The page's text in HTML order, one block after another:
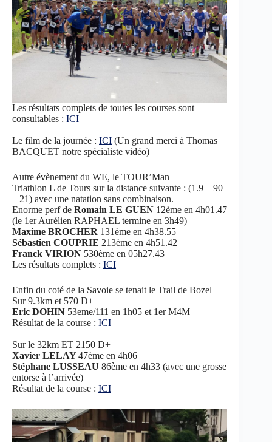
Les résultats complets de toutes les courses sont
consultables : ICI
Le film de la journée : ICI (Un grand merci à Thomas
BACQUET notre spécialiste vidéo)
Autre évènement du WE, le TOUR’Man
Triathlon L de Tours sur la distance suivante : (1.9 – 90
– 21) avec une natation sans combinaison.
Enorme perf de Romain LE GUEN 12ème en 4h01.47
(le 1er Aurélien RAPHAEL termine en 3h49)
Maxime BROCHER 131ème en 4h38.55
Sébastien COUPRIE 213ème en 4h51.42
Franck VIRION 530ème en 05h27.43
Les résultats complets : ICI
Enfin du coté de la Savoie se tenait le Trail de Bozel
Sur 9.3km et 570 D+
Eric DOHIN 53eme/111 en 1h05 et 1er M4M
Résultat de la course : ICI
Sur le 32km ET 2150 D+
Xavier LELAY47ème en 4h06
Stéphane LUSSEAU 86ème en 4h33 (avec une grosse
entorse à l’arrivée)
Résultat de la course : ICI